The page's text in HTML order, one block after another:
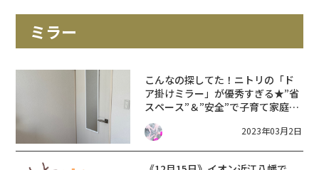
ミラー
こんなの探してた！ニトリの「ド
ア掛けミラー」が優秀すぎる★”省
スペース”＆”安全”で子育て家庭に
もオススメ♪【お値段以上！】
2023年03月2日